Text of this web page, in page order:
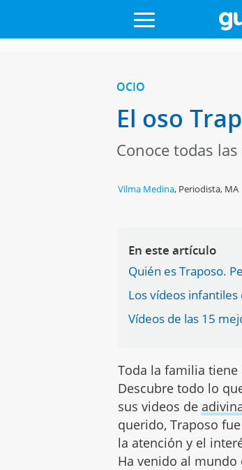
OCIO
El oso
Conoce todas
Vilma Medina, Periodista, MA
En este artículo
Quién es Traposo.
Los vídeos infantiles
Vídeos de las 15
Toda la familia
Descubre todo lo
sus videos de
querido, Traposo
la atención y el
Ha venido al